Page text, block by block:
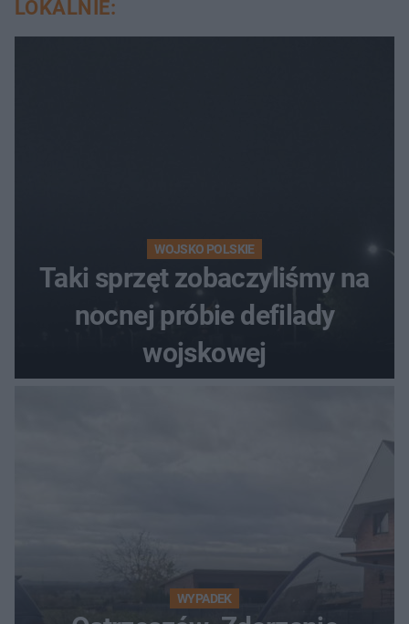
LOKALNIE:
WOJSKO POLSKIE
Taki sprzęt zobaczyliśmy na
nocnej próbie defilady
wojskowej
WYPADEK